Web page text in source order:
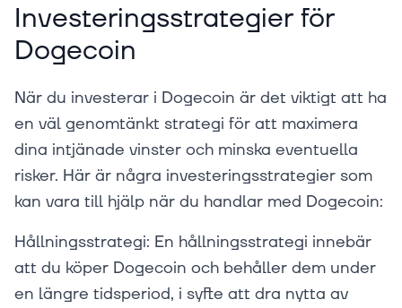
Investeringsstrategier för
Dogecoin
När du investerar i Dogecoin är det viktigt att ha
en väl genomtänkt strategi för att maximera
dina intjänade vinster och minska eventuella
risker. Här är några investeringsstrategier som
kan vara till hjälp när du handlar med Dogecoin:
Hållningsstrategi: En hållningsstrategi innebär
att du köper Dogecoin och behåller dem under
en längre tidsperiod, i syfte att dra nytta av